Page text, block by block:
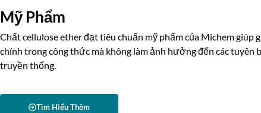
Mỹ Phẩm
Chất cellulose ether đạt tiêu chuẩn mỹ phẩm của Michem giúp
chính trong công thức mà không làm ảnh hưởng đến các tuyên
truyền thống.
Tìm Hiểu Thêm